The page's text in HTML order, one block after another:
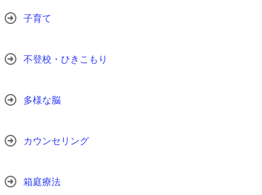
子育て
不登校・ひきこもり
多様な脳
カウンセリング
箱庭療法